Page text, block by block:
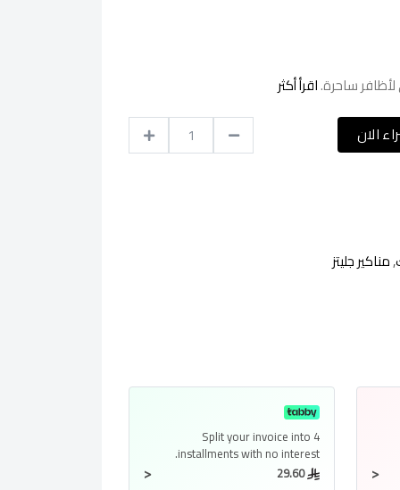
لأظافر ساحرة.اقرأ أكثر
الان
,مناكير جليتز
<
Split your invoice into 4
installmentswith no interest.
< 29.60